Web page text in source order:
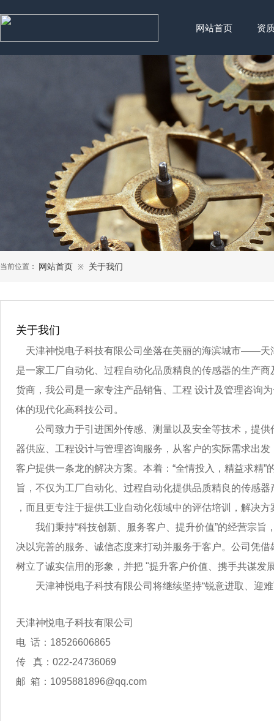
当前位置： 网站首页 ※ 关于我们
关于我们
天津神悦电子科技有限公司坐落在美丽的海滨城市——天
是一家工厂自动化、过程自动化品质精良的传感器的生产商
货商，我公司是一家专注产品销售、工程 设计及管理咨询
体的现代化高科技公司。
公司致力于引进国外传感、测量以及安全等技术，提供
器供应、工程设计与管理咨询服务，从客户的实际需求出发
客户提供一条龙的解决方案。本着：“全情投入，精益求精”
旨，不仅为工厂自动化、过程自动化提供品质精良的传感器
，而且更专注于提供工业自动化领域中的评估培训，解决
我们秉持“科技创新、服务客户、提升价值”的经营宗旨
决以完善的服务、诚信态度来打动并服务于客户。公司凭
树立了诚实信用的形象，并把 "提升客户价值、携手共谋发
天津神悦电子科技有限公司将继续坚持“锐意进取、迎难
天津神悦电子科技有限公司
电 话：18526606865
传 真：022-24736069
邮 箱： 1095881896@qq.com
网站首页 资